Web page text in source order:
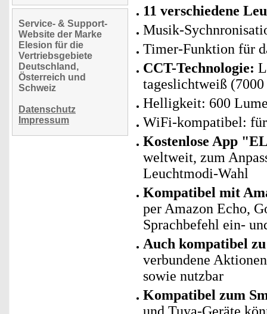
Service- & Support-
Website der Marke
Elesion für die
Vertriebsgebiete
Deutschland,
Österreich und
Schweiz
Datenschutz
Impressum
11 verschiedene
Musik-
Timer-Funktion für
CCT-Technologie:
tageslichtweiß
Helligkeit: 600
WiFi-kompatibel:
Kostenlose App
weltweit, zum
Leuchtmodi-Wahl
Kompatibel mit
per Amazon Echo,
Sprachbefehl ein-
Auch kompatibel
verbundene
sowie nutzbar
Kompatibel zum